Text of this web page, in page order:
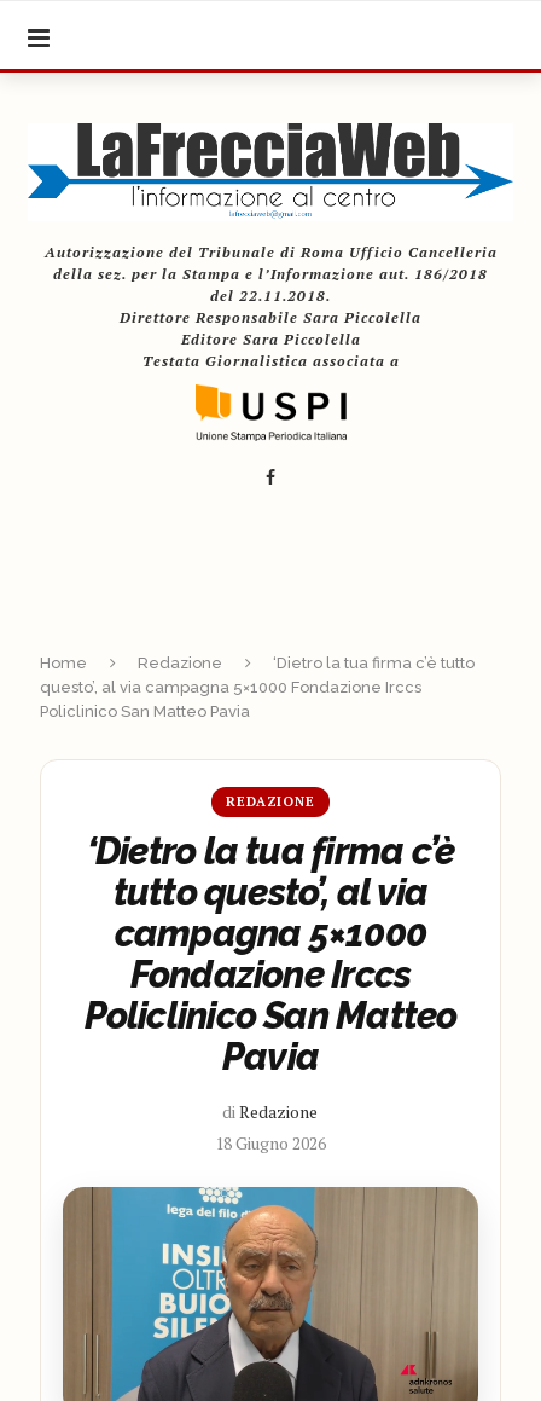
Autorizzazione del Tribunale di Roma Ufficio Cancelleria
della sez. per la Stampa e l’Informazione aut. 186/2018
del 22.11.2018.
Direttore Responsabile Sara Piccolella
Editore Sara Piccolella
Testata Giornalistica associata a
Home Redazione
‘Dietro la tua firma c’è tutto
questo’, al via campagna 5×1000 Fondazione Irccs
Policlinico San Matteo Pavia
REDAZIONE
‘Dietro la tua firma c’è
tutto questo’, al via
campagna 5×1000
Fondazione Irccs
Policlinico San Matteo
Pavia
diRedazione
18 Giugno 2026